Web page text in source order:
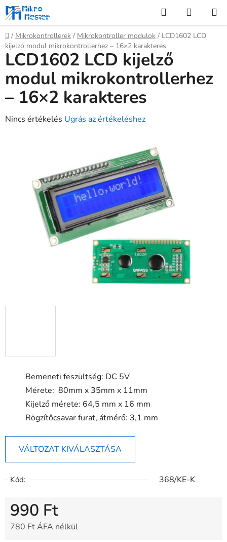
Ugrás
fő
tartalomhoz
KeresésKOSÁR
Kezdőlap
/ Mikrokontrollerek / Mikrokontroller modulok / LCD1602 LCD
kijelző modul mikrokontrollerhez – 16×2 karakteres
Bemeneti feszültség: DC 5V
Mérete: 80mm x 35mm x 11mm
Kijelző mérete: 64,5 mm x 16 mm
Rögzítőcsavar furat, átmérő: 3,1 mm
VÁLTOZAT KIVÁLASZTÁSA
Kód: 368/KE-K
990 Ft
780 Ft ÁFA nélkül
LCD1602 LCD kijelző
modul mikrokontrollerhez
– 16×2 karakteres
A
Nincs értékelés Ugrás az értékeléshez